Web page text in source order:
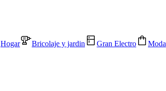
Hogar Bricolaje y jardin Gran Electro Moda